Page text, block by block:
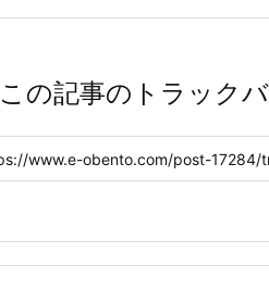
この記事のトラック